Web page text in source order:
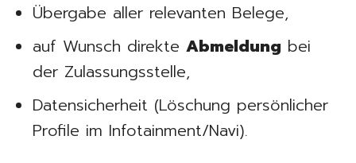
Übergabe aller relevanten Belege,
auf Wunsch direkte Abmeldung bei
der Zulassungsstelle,
Datensicherheit (Löschung persönlicher
Profile im Infotainment/Navi).